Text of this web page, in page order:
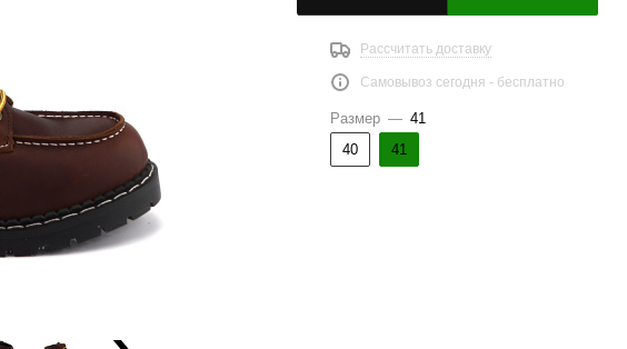
Рассчитать доставку
Самовывоз сегодня - бесплатно
Размер — 41
40
41